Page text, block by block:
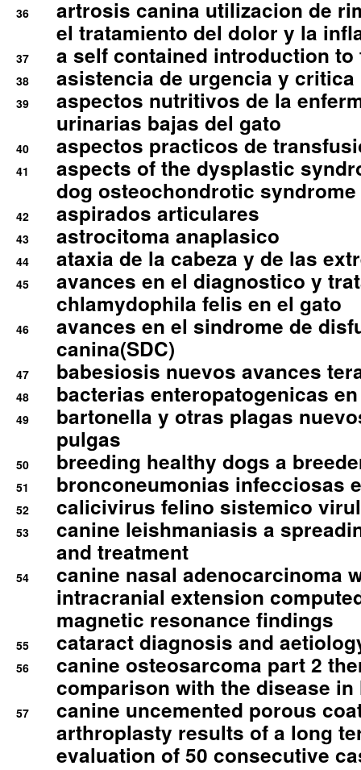
36
artrosis canina utilizacion de
el tratamiento del dolor y la
37 a self contained introduction
38 asistencia de urgencia y
39
aspectos nutritivos de la
urinarias bajas del gato
40 aspectos practicos de
41
aspects of the dysplastic
dog osteochondrotic syndrome
42 aspirados articulares
43 astrocitoma anaplasico
44 ataxia de la cabeza y de las
45
avances en el diagnostico y
chlamydophila felis en el gato
46
avances en el sindrome de
canina(SDC)
47 babesiosis nuevos avances
48 bacterias enteropatogenicas
49
bartonella y otras plagas
pulgas
50 breeding healthy dogs a
51 bronconeumonias infecciosas
52 calicivirus felino sistemico
53
canine leishmaniasis a
and treatment
54
canine nasal adenocarcinoma
intracranial extension
magnetic resonance findings
55 cataract diagnosis and
56
canine osteosarcoma part 2
comparison with the disease in
57
canine uncemented porous
arthroplasty results of a long
evaluation of 50 consecutive